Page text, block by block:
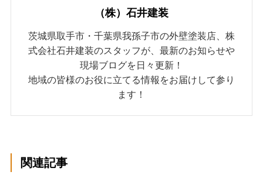
（株）石井建装
茨城県取手市・千葉県我孫子市の外壁塗装店、株
式会社石井建装のスタッフが、最新のお知らせや
現場ブログを日々更新！
地域の皆様のお役に立てる情報をお届けして参り
ます！
関連記事